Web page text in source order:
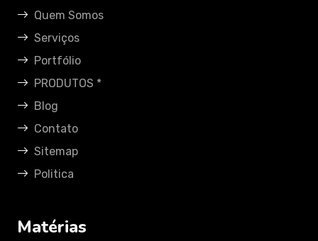
Quem Somos
Serviços
Portfólio
PRODUTOS *
Blog
Contato
Sitemap
Politica
Matérias